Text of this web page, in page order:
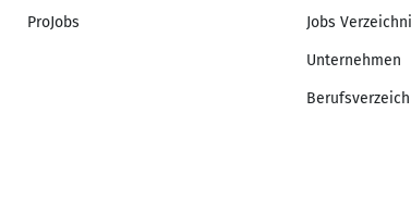
ProJobs Jobs
Unternehmen